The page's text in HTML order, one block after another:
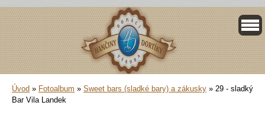
Úvod » Fotoalbum » Sweet bars (sladké bary) a zákusky » 29 - sladký
Bar Vila Landek